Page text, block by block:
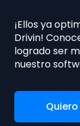
¡Ellos ya
Drivin!
logrado ser
nuestro